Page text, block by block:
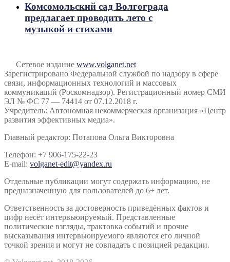
Комсомольский сад Волгограда
предлагает проводить лето с
музыкой и стихами
Сетевое издание www.volganet.net
Зарегистрировано Федеральной службой по надзору в сфере
связи, информационных технологий и массовых
коммуникаций (Роскомнадзор). Регистрационный номер СМИ
ЭЛ № ФС 77 — 74414 от 07.12.2018 г.
Учредитель: Автономная некоммерческая организация «Центр
развития эффективных медиа».
Главный редактор: Потапова Ольга Викторовна
Телефон: +7 906-175-22-23
E-mail: volganet-edit@yandex.ru
Отдельные публикации могут содержать информацию, не
предназначенную для пользователей до 6+ лет.
Ответственность за достоверность приведённых фактов и
цифр несёт интервьюируемый. Представленные
политические взгляды, трактовка событий и прочие
высказывания интервьюируемого являются его личной
точкой зрения и могут не совпадать с позицией редакции.